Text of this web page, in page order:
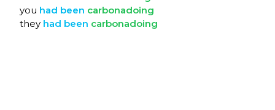
you had been carbonadoing
they had been carbonadoing